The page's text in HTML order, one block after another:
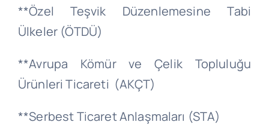
**Özel Teşvik Düzenlemesine Tabi
Ülkeler (ÖTDÜ)
**Avrupa Kömür ve Çelik Topluluğu
Ürünleri Ticareti (AKÇT)
**Serbest Ticaret Anlaşmaları (STA)